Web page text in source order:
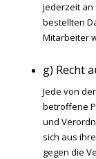
jederzeit an
bestellten
Mitarbeiter
g) Recht
Jede von
betroffene
und
sich aus
gegen die